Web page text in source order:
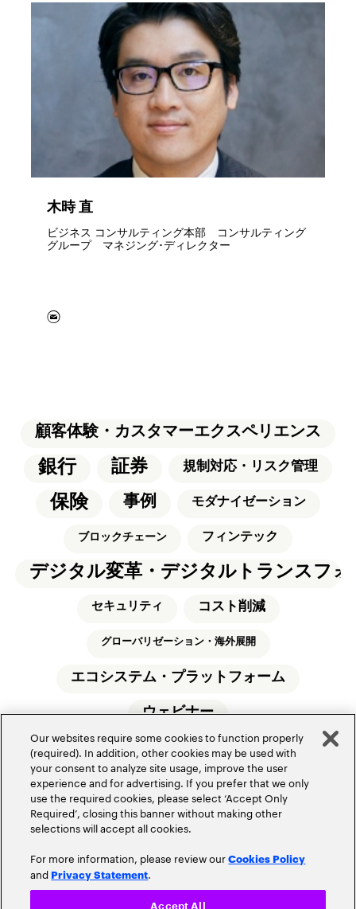
木時 直
ビジネス コンサルティング本部 コンサルティング
グループ マネジング･ディレクター
顧客体験・カスタマーエクスペリエンス
銀行 証券 規制対応・リスク管理
保険 事例 モダナイゼーション
ブロックチェーン フィンテック
デジタル変革・デジタルトランスフ
セキュリティ コスト削減
グローバリゼーション・海外展開
エコシステム・プラットフォーム
ウェビナー
アクセンチュアについて
サイトマップ
お問い合わせ
アクセンチュアのオフィス所在地
情報セキュリティ基本方針
使用条項
プライバシーポリシー
アクセシビリティステートメント
Our websites require some cookies to function properly
(required). In addition, other cookies may be used with
your consent to analyze site usage, improve the user
experience and for advertising. If you prefer that we only
use the required cookies, please select ‘Accept Only
Required’, closing this banner without making other
selections will accept all cookies.
For more information, please review ourCookies Policy
and Privacy Statement.
Accept All